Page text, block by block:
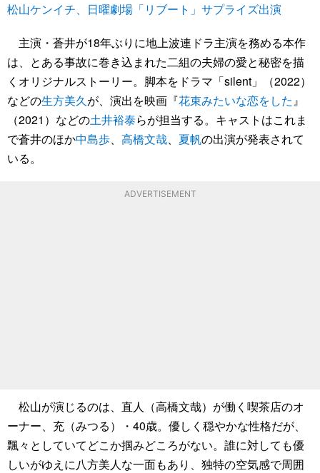
松山ケンイチ、日曜劇場「リブート」サプライズ出演
主演・蒼井が18年ぶりに地上波連ドラ主演を務める本作
は、とある事故に巻き込まれた二組の夫婦の愛と秘密を描
くオリジナルストーリー。脚本をドラマ「silent」（2022）
などの生方美久が、演出を映画『花束みたいな恋をした』
（2021）などの土井裕泰らが担当する。キャストはこれま
で蒼井のほか中島歩、 高橋文哉、 夏帆の出演が発表されて
いる。
ADVERTISEMENT
松山が演じるのは、直人（高橋文哉）が働く喫茶店のオ
ーナー、充（みつる）・40歳。優しく穏やかな性格だが、
飄々としていてどこか掴みどころがない。誰に対しても優
しいがゆえに八方美人な一面もあり、独特の空気感で周囲